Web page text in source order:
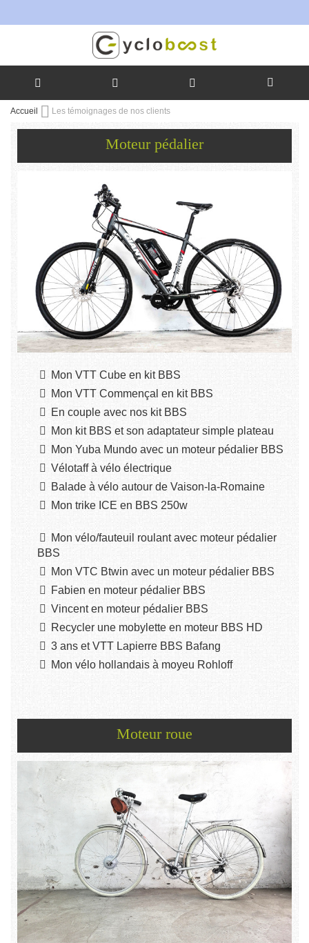
Allez
au
contenu
Accueil Les témoignages de nos clients
Moteur pédalier
Mon VTT Cube en kit BBS
Mon VTT Commençal en kit BBS
En couple avec nos kit BBS
Mon kit BBS et son adaptateur simple plateau
Mon Yuba Mundo avec un moteur pédalier BBS
Vélotaff à vélo électrique
Balade à vélo autour de Vaison-la-Romaine
Mon trike ICE en BBS 250w
Mon vélo/fauteuil roulant avec moteur pédalier
BBS
Mon VTC Btwin avec un moteur pédalier BBS
Fabien en moteur pédalier BBS
Vincent en moteur pédalier BBS
Recycler une mobylette en moteur BBS HD
3 ans et VTT Lapierre BBS Bafang
Mon vélo hollandais à moyeu Rohloff
Moteur roue